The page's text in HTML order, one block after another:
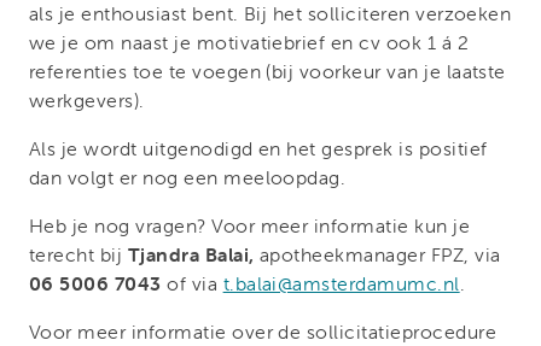
als je enthousiast bent. Bij het solliciteren verzoeken
we je om naast je motivatiebrief en cv ook 1 á 2
referenties toe te voegen (bij voorkeur van je laatste
werkgevers).
Als je wordt uitgenodigd en het gesprek is positief
dan volgt er nog een meeloopdag.
Heb je nog vragen? Voor meer informatie kun je
terecht bij Tjandra Balai, apotheekmanager FPZ, via
06 5006 7043 of via t.balai@amsterdamumc.nl.
Voor meer informatie over de sollicitatieprocedure